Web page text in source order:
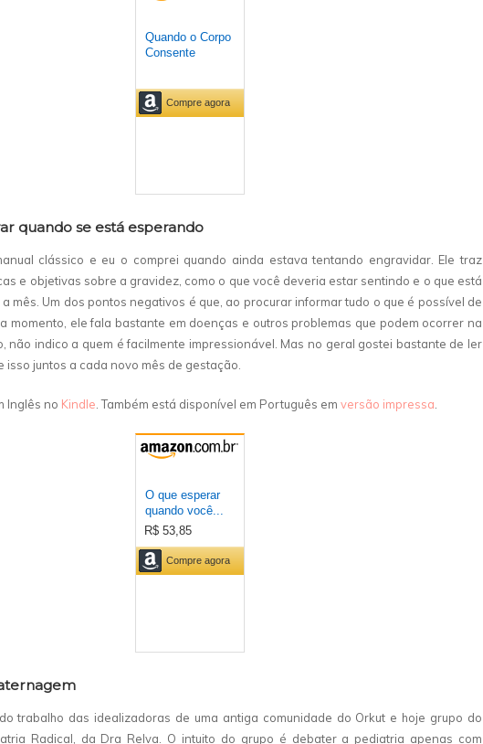
quando se está esperando
clássico e eu o comprei quando ainda estava tentando engravidar. Ele traz
e objetivas sobre a gravidez, como o que você deveria estar sentindo e o que está
mês. Um dos pontos negativos é que, ao procurar informar tudo o que é possível de
momento, ele fala bastante em doenças e outros problemas que podem ocorrer na
não indico a quem é facilmente impressionável. Mas no geral gostei bastante de ler
isso juntos a cada novo mês de gestação.
Inglês no Kindle . Também está disponível em Português em versão impressa
trabalho das idealizadoras de uma antiga comunidade do Orkut e hoje grupo do
Radical, da Dra Relva. O intuito do grupo é debater a pediatria apenas com